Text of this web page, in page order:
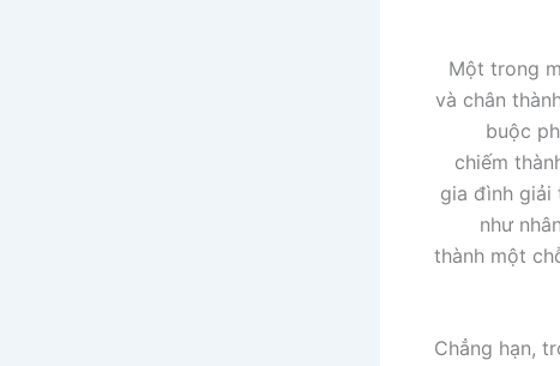
Một trong
và chân
buộc
chiếm
gia đình giải
như
thành một
Chẳng hạn,